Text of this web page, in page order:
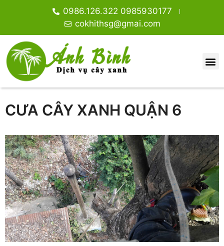
0986.126.322 0985930177
cokhithsg@gmai.com
CƯA CÂY XANH QUẬN 6